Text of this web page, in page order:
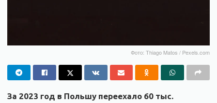
Фото: Thiago Matos / Pexels.com
За 2023 год в Польшу переехало 60 тыс.